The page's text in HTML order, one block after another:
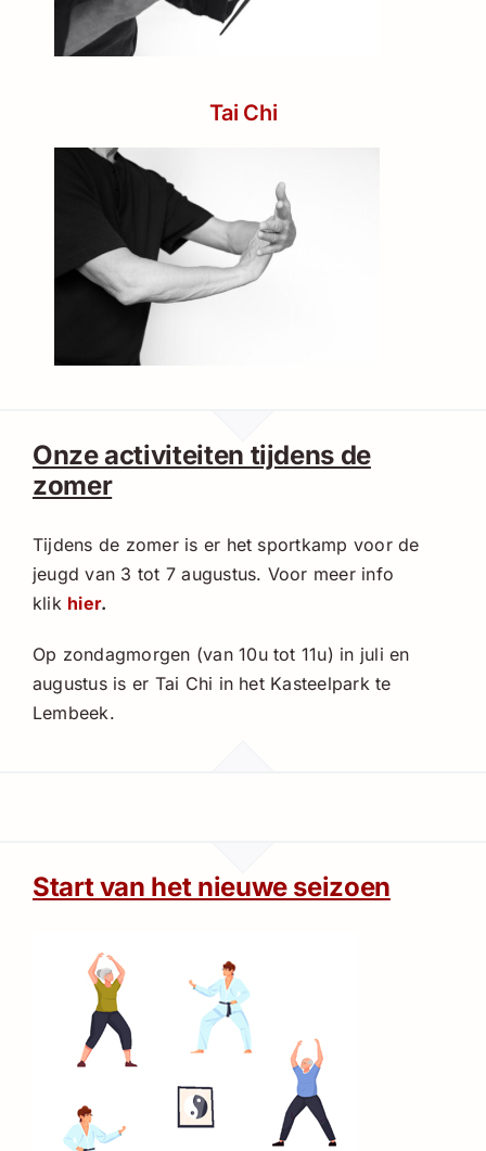
Tai Chi
Onze activiteiten tijdens de
zomer
Tijdens de zomer is er het sportkamp voor de
jeugd van 3 tot 7 augustus. Voor meer info
klik hier.
Op zondagmorgen (van 10u tot 11u) in juli en
augustus is er Tai Chi in het Kasteelpark te
Lembeek.
Start van het nieuwe seizoen